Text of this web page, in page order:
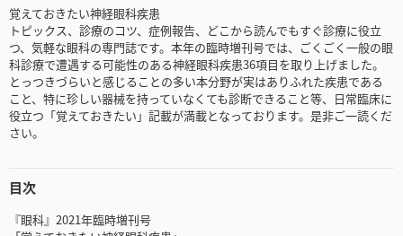
覚えておきたい神経眼科疾患
トピックス、診療のコツ、症例報告、どこから読んでもすぐ診療に役立
つ、気軽な眼科の専門誌です。本年の臨時増刊号では、ごくごく一般の眼
科診療で遭遇する可能性のある神経眼科疾患36項目を取り上げました。
とっつきづらいと感じることの多い本分野が実はありふれた疾患である
こと、特に珍しい器械を持っていなくても診断できること等、日常臨床に
役立つ「覚えておきたい」記載が満載となっております。是非ご一読くだ
さい。
目次
『眼科』2021年臨時増刊号